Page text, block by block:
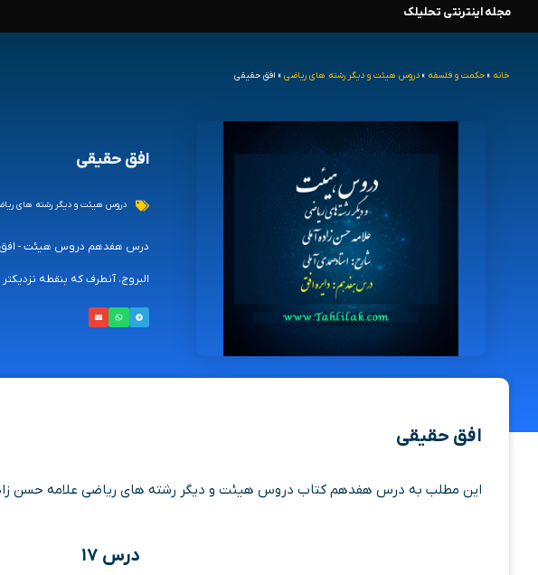
محتوا
مجله اینترنتی تحلیلک
خانه » حکمت و فلسفه » دروس هیئت و دیگر رشته های ریاضی » افق حقیقی
افق حقیقی
دروس هیئت و دیگر رشته های
درس هفدهم دروس هیئت - افق
البروج، آنطرف که بنقطه
افق حقیقی
این مطلب به درس هفدهم کتاب دروس هیئت و دیگر رشته های ریاضی علامه حسن
درس ۱۷